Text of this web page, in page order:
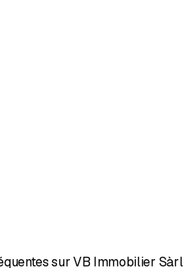
sur VB Immobilier Sàrl